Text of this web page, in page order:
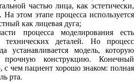
частью лица, как эстетически,
На этом этапе процесса используется
как лицевая дуга;
процесса моделирования есть
технических деталей. Но процесс
устанавливается модель, которую
конструкцию. Конечный
с чем пациент хорошо знаком: полная
рта.